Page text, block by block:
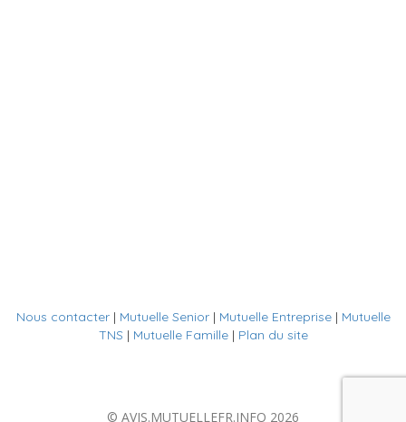
Nous contacter| Mutuelle Senior| Mutuelle Entreprise| Mutuelle
TNS | Mutuelle Famille| Plan du site
© AVIS.MUTUELLEFR.INFO 2026